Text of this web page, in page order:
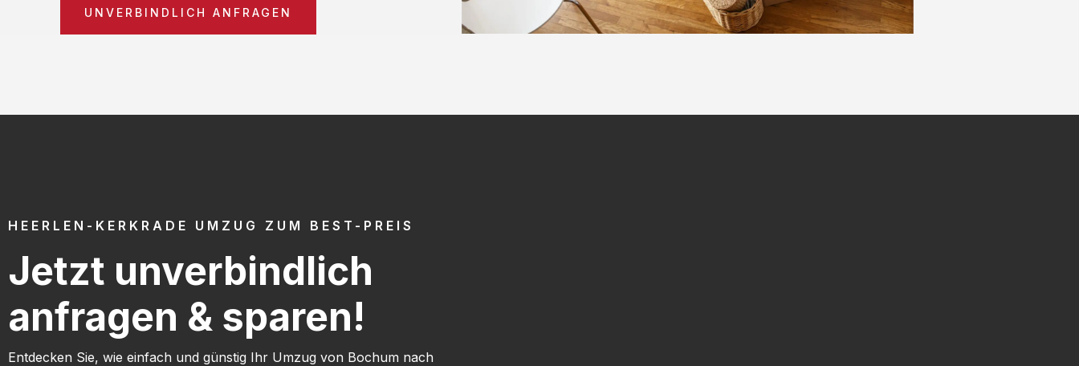
UNVERBINDLICH ANFRAGEN
HEERLEN-KERKRADE UMZUG ZUM BEST-PREIS
Jetzt unverbindlich
anfragen & sparen!
Entdecken Sie, wie einfach und günstig Ihr Umzug von Bochum nach